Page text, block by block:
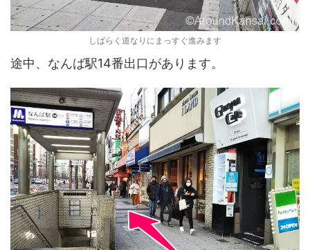
しばらく道なりにまっすぐ進みます
途中、なんば駅14番出口があります。